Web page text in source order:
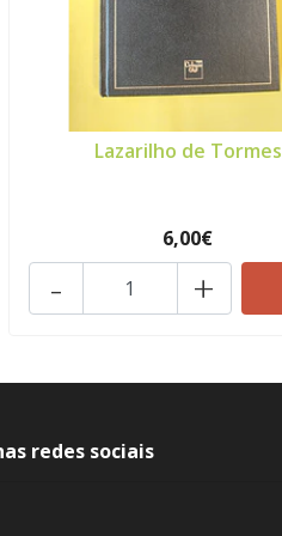
Lazarilho de Tormes
6,00€
+
-
redes sociais